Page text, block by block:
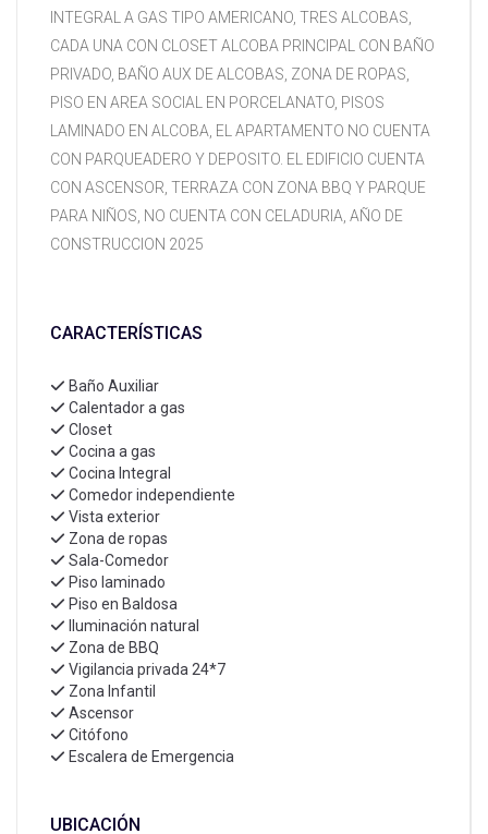
INTEGRAL A GAS TIPO AMERICANO, TRES ALCOBAS,
CADA UNA CON CLOSET ALCOBA PRINCIPAL CON BAÑO
PRIVADO, BAÑO AUX DE ALCOBAS, ZONA DE ROPAS,
PISO EN AREA SOCIAL EN PORCELANATO, PISOS
LAMINADO EN ALCOBA, EL APARTAMENTO NO CUENTA
CON PARQUEADERO Y DEPOSITO. EL EDIFICIO CUENTA
CON ASCENSOR, TERRAZA CON ZONA BBQ Y PARQUE
PARA NIÑOS, NO CUENTA CON CELADURIA, AÑO DE
CONSTRUCCION 2025
CARACTERÍSTICAS
Baño Auxiliar
Calentador a gas
Closet
Cocina a gas
Cocina Integral
Comedor independiente
Vista exterior
Zona de ropas
Sala-Comedor
Piso laminado
Piso en Baldosa
Iluminación natural
Zona de BBQ
Vigilancia privada 24*7
Zona Infantil
Ascensor
Citófono
Escalera de Emergencia
UBICACIÓN